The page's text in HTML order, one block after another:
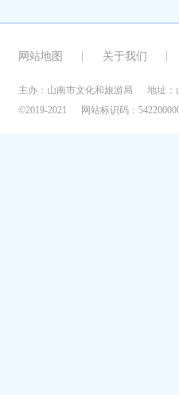
网站地图 关于我们
主办：山南市文化和旅游局 地址：
©2019-2021
网站标识码：